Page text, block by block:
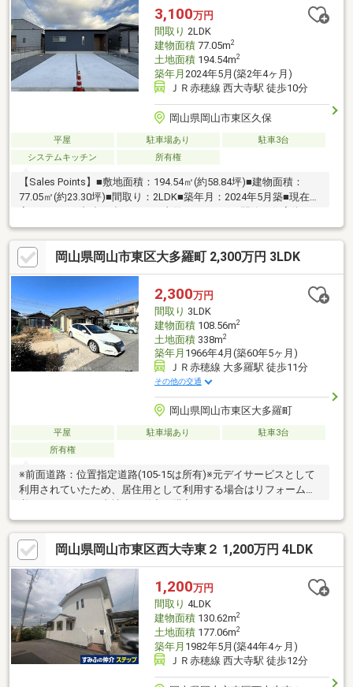
250-9005】または資料請求・来場予約ボタンか
ら。 * *☆* *☆* *☆*
*☆* *☆* *
3,100万円
間取り 2LDK
建物面積77.05m2
土地面積194.54m2
築年月 2024年5月(築2年4ヶ月)
ＪＲ赤穂線 西大寺駅 徒歩10分
岡山県岡山市東区久保
平屋 駐車場あり
駐車3台
システムキッチン
所有権
【Sales Points】■敷地面積：194.54㎡(約58.84坪)■建物面積：
77.05㎡(約23.30坪)■間取り：2LDK■築年月：2024年5月築■現在空
家ですのでご都合に合わせてご内覧頂けます。■閑静な住宅街
【周辺環境】■おかやまコープ西大寺店まで約480ｍ(徒歩6分)■セ
ブンイレブン岡山西大寺駅前店まで630ｍ(徒歩8分)■ファミリーマ
ート岡山西大寺上二丁目店まで約720ｍ(徒歩9分)■西大寺駅まで約
730ｍ(徒歩10分)
岡山県岡山市東区大多羅町 2,300万円 3LDK
2,300万円
間取り 3LDK
建物面積108.56m2
土地面積338m2
築年月 1966年4月(築60年5ヶ月)
ＪＲ赤穂線 大多羅駅 徒歩11分
その他の交通
岡山県岡山市東区大多羅町
平屋 駐車場あり
駐車3台
所有権
※前面道路：位置指定道路(105-15は所有)※元デイサービスとして
利用されていたため、居住用として利用する場合はリフォームが
ンストップでサポートいたします。高い技術力とデザイン力で失
敗しないリフォームを実現。中古物件をリノベ・リフォームで蘇
らせます。物件購入費用とリノベ工事費用を一緒にローンで組む
提案も可能です。3Dモデリングでリフォームの完成予想図を立体
的に表現。購入・買い替え・購入+リノベーションなど、お気軽
にご相談ください！お問い合わせは【086-250-9005】または資料
請求・来場予約ボタンから。
岡山県岡山市東区西大寺東２ 1,200万円 4LDK
1,200万円
間取り 4LDK
建物面積130.62m2
土地面積177.06m2
築年月 1982年5月(築44年4ヶ月)
ＪＲ赤穂線 西大寺駅 徒歩12分